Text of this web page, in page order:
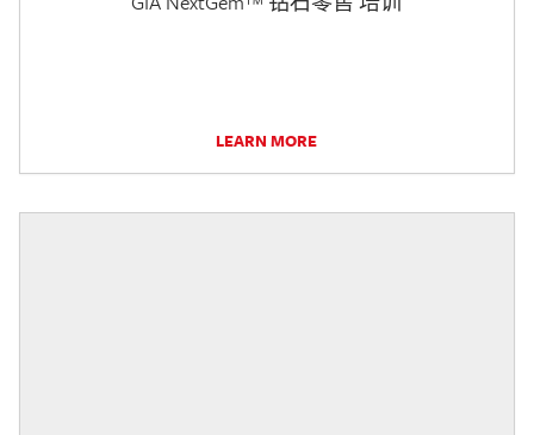
LEARN MORE